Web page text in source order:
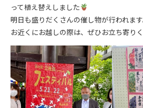
って植え替えしました
明日も盛りだくさんの催し物が行われます
お近くにお越しの際は、ぜひお立ち寄り